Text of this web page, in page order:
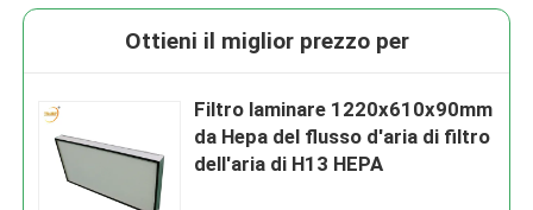
Ottieni il miglior prezzo per
Filtro laminare 1220x610x90mm
da Hepa del flusso d'aria di filtro
dell'aria di H13 HEPA